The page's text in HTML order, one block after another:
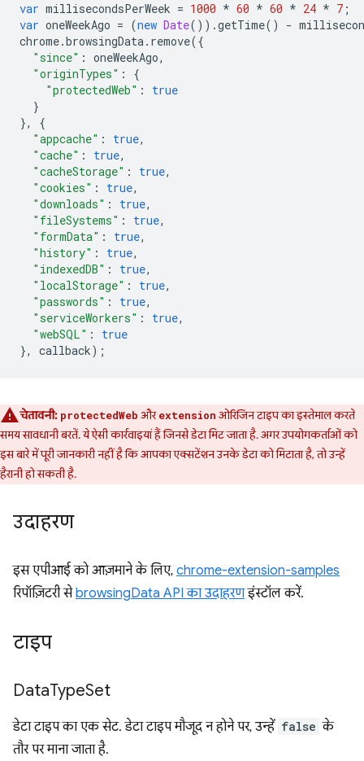
var millisecondsPerWeek = 1000 * 60 * 60 * 24 * 7 ;
var oneWeekAgo = (new Date()).getTime() -
chrome.browsingData. remove({
"since" : oneWeekAgo,
"originTypes" :
{
"protectedWeb" :
true
}
},
{
"appcache" : true,
"cache" : true,
"cacheStorage" : true,
"cookies" : true,
"downloads" : true,
"fileSystems" : true,
"formData" : true,
"history" : true,
"indexedDB" : true,
"localStorage" : true,
"passwords" : true,
"serviceWorkers" : true,
"webSQL" :
true
},
callback);
चेतावनी: protectedWeb औरextension ओरिजिन टाइप का इस्तेमाल करते
समय सावधानी बरतें. ये ऐसी कार्रवाइयां हैं जिनसे डेटा मिट जाता है. अगर उपयोगकर्ताओं को
इस बारे में पूरी जानकारी नहीं है कि आपका एक्सटेंशन उनके डेटा को मिटाता है, तो उन्हें
हैरानी हो सकती है.
उदाहरण
इस एपीआई को आज़माने के लिए, chrome-extension-samples
रिपॉज़िटरी सेbrowsingData API का उदाहरणइंस्टॉल करें.
टाइप
DataTypeSet
डेटा टाइप का एक सेट. डेटा टाइप मौजूद न होने पर, उन्हें false के
तौर पर माना जाता है.